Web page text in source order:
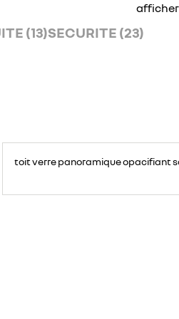
(13)SECURITE (23)
toit verre panoramique opacifiant